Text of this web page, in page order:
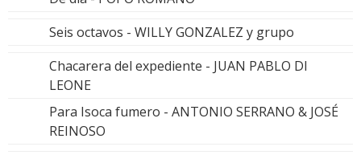
Seis octavos - WILLY GONZALEZ y grupo
Chacarera del expediente - JUAN PABLO DI
LEONE
Para Isoca fumero - ANTONIO SERRANO & JOSÉ
REINOSO